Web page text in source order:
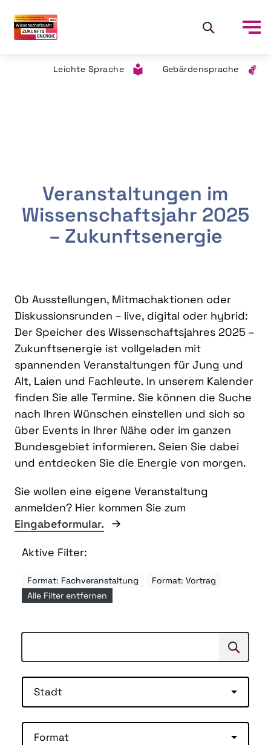
Leichte Sprache Gebärdensprache
Veranstaltungen im
Wissenschaftsjahr 2025
– Zukunftsenergie
Ob Ausstellungen, Mitmachaktionen oder
Diskussionsrunden – live, digital oder hybrid:
Der Speicher des Wissenschaftsjahres 2025 –
Zukunftsenergie ist vollgeladen mit
spannenden Veranstaltungen für Jung und
Alt, Laien und Fachleute. In unserem Kalender
finden Sie alle Termine. Sie können die Suche
nach Ihren Wünschen einstellen und sich so
über Events in Ihrer Nähe oder im ganzen
Bundesgebiet informieren. Seien Sie dabei
und entdecken Sie die Energie von morgen.
Sie wollen eine eigene Veranstaltung
anmelden? Hier kommen Sie zum
Eingabeformular.
Aktive Filter:
Format: Fachveranstaltung
Format: Vortrag
Alle Filter entfernen
Suchen
Stadt
Format